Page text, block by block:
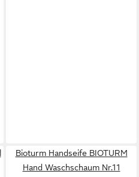
Bioturm Handseife BIOTURM
Hand Waschschaum Nr.11